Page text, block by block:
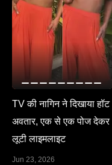
TV की नागिन ने दिखाया हॉट
अवतार, एक से एक पोज देकर
लूटी लाइमलाइट
Jun 23, 2026